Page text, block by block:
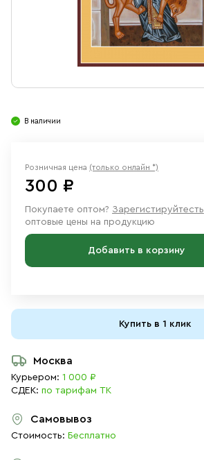
Ювелирные изделия
В наличии
Розничная цена (только онлайн *)
300 ₽
Покупаете оптом? Зарегистируйтесть
оптовые цены на продукцию
Добавить в корзину
Купить в 1 клик
Москва
Курьером: 1 000 ₽
СДЕК: по тарифам ТК
Самовывоз
Стоимость: Бесплатно